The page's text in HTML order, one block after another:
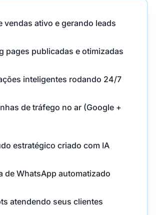
vendas ativo e gerando leads
pages publicadas e otimizadas
inteligentes rodando 24/7
de tráfego no ar (Google +
estratégico criado com IA
de WhatsApp automatizado
atendendo seus clientes